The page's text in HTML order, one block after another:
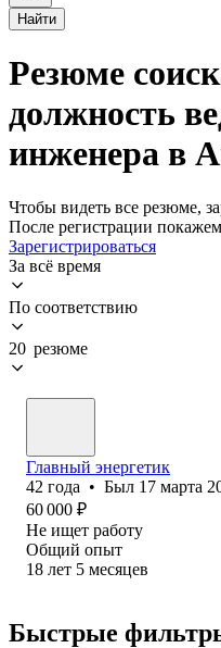
Найти
Резюме
должность
инженера в
Чтобы видеть все резюме,
После регистрации
Зарегистрироваться
За всё время
По соответствию
20 резюме
Главный энергетик
42 года • Был 17 марта
60 000 ₽
Не ищет работу
Общий опыт
18 лет 5 месяцев
Быстрые